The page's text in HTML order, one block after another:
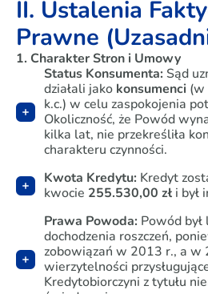
II. Ustalenia
Prawne
1. Charakter Stron i Umowy
Status Konsumenta: Sąd
działali jako konsumenci (w
k.c.) w celu zaspokojenia
Okoliczność, że Powód
kilka lat, nie przekreśliła
charakteru czynności.
Kwota Kredytu: Kredyt
kwocie 255.530,00 zł i był
Prawa Powoda: Powód
dochodzenia roszczeń,
zobowiązań w 2013 r., a w
wierzytelności
Kredytobiorczyni z tytułu